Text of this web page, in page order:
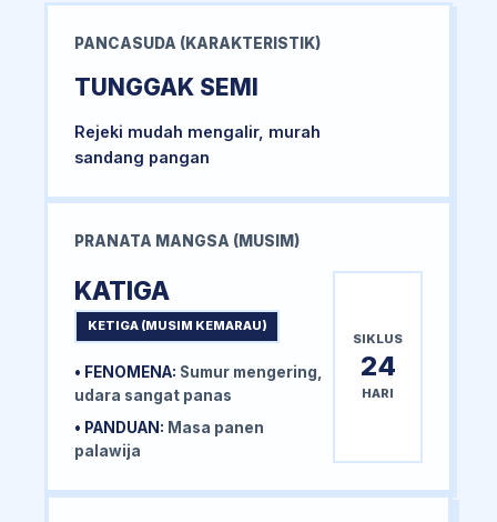
PANCASUDA (KARAKTERISTIK)
TUNGGAK SEMI
Rejeki mudah mengalir, murah
sandang pangan
PRANATA MANGSA (MUSIM)
KATIGA
KETIGA (MUSIM KEMARAU)
• FENOMENA: Sumur mengering,
udara sangat panas
• PANDUAN: Masa panen
palawija
SIKLUS
24
HARI